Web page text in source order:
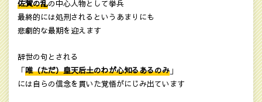
佐賀の乱の中心人物として挙兵
最終的には処刑されるというあまりにも
悲劇的な最期を迎えます
辞世の句とされる
「唯（ただ）皇天后土のわが心知るあるのみ 」
には自らの信念を貫いた覚悟がにじみ出ています